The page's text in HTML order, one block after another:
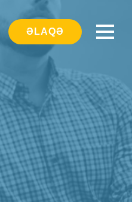
ƏLAQƏ